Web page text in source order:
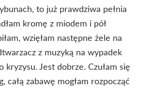
to już prawdziwa pełnia
kromę z miodem i pół
wzięłam następne żele na
z muzyką na wypadek
kryzysu. Jest dobrze. Czułam się
całą zabawę mogłam rozpocząć